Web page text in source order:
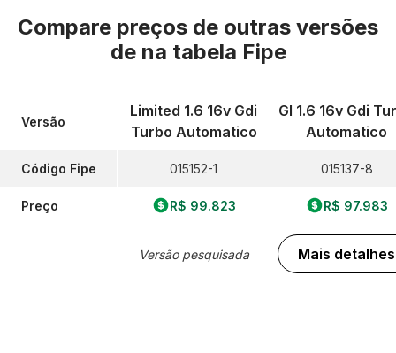
Compare preços de outras versões
de na tabela Fipe
Versão
Código Fipe
Preço
Limited 1.6 16v Gdi
Turbo Automatico
015152-1
R$ 99.823
Versão pesquisada
Gl 1.6 16v Gdi
Automatico
015137-8
R$ 97.983
Mais detalhes